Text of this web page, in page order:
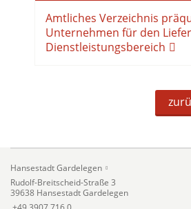
Amtliches Verzeichnis
Unternehmen für den
Dienstleistungsbereich
Hansestadt Gardelegen
Rudolf-Breitscheid-Straße 3
39638 Hansestadt Gardelegen